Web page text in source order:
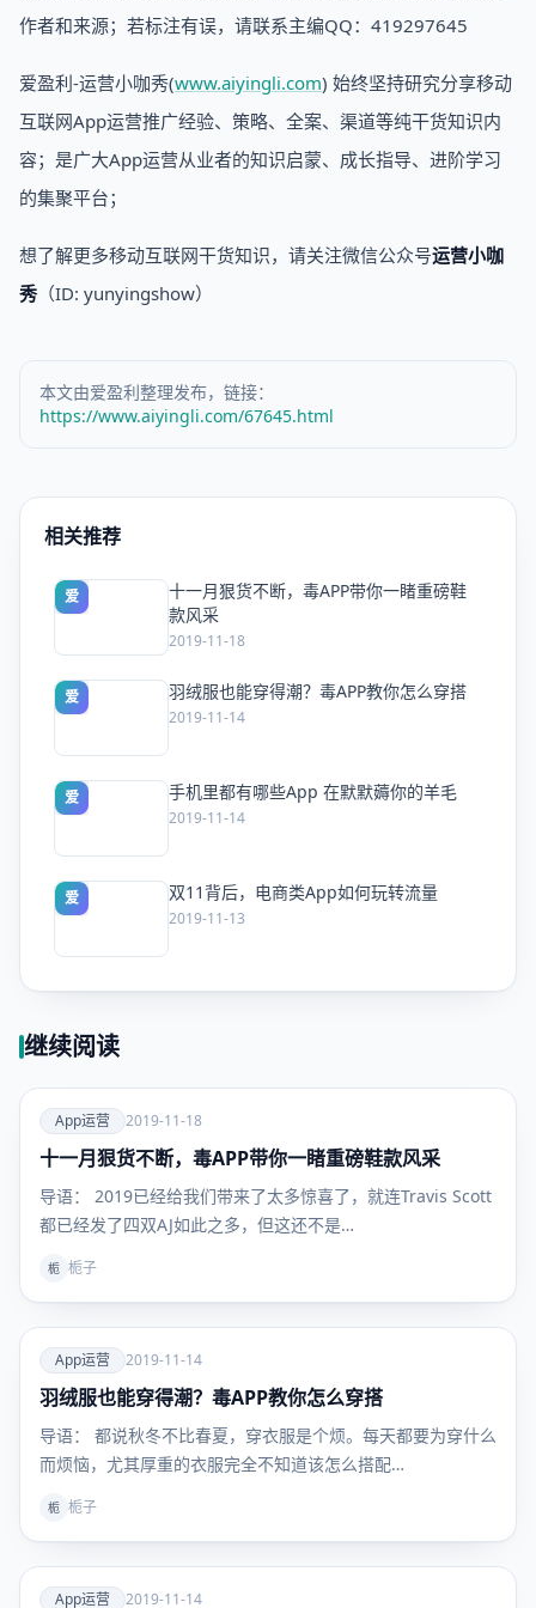
作者和来源；若标注有误，请联系主编QQ：419297645
爱盈利-运营小咖秀(www.aiyingli.com) 始终坚持研究分享移动
互联网App运营推广经验、策略、全案、渠道等纯干货知识内
容；是广大App运营从业者的知识启蒙、成长指导、进阶学习
的集聚平台；
想了解更多移动互联网干货知识，请关注微信公众号运营小咖
秀（ID: yunyingshow）
本文由爱盈利整理发布，链接：
https://www.aiyingli.com/67645.html
相关推荐
爱
十一月狠货不断，毒APP带你一睹重磅鞋
款风采
2019-11-18
爱 羽绒服也能穿得潮？毒APP教你怎么穿搭
2019-11-14
爱 手机里都有哪些App 在默默薅你的羊毛
2019-11-14
爱 双11背后，电商类App如何玩转流量
2019-11-13
继续阅读
爱
App运
App运营 2019-11-18
十一月狠货不断，毒APP带你一睹重磅鞋款风采
导语： 2019已经给我们带来了太多惊喜了，就连Travis Scott
都已经发了四双AJ如此之多，但这还不是…
栀 栀子
爱
App运
营
App运营 2019-11-14
羽绒服也能穿得潮？毒APP教你怎么穿搭
导语： 都说秋冬不比春夏，穿衣服是个烦。每天都要为穿什么
而烦恼，尤其厚重的衣服完全不知道该怎么搭配…
栀 栀子
爱
App运营 2019-11-14